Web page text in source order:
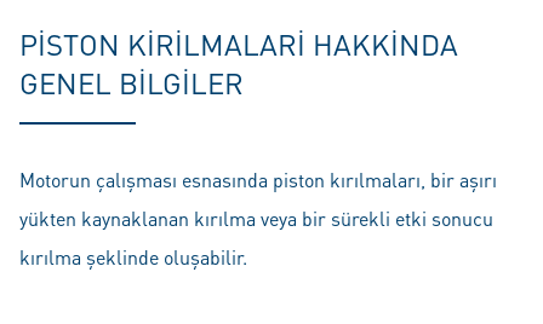
PISTON KIRILMALARI HAKKINDA
GENEL BILGILER
Motorun çalışması esnasında piston kırılmaları, bir aşırı
yükten kaynaklanan kırılma veya bir sürekli etki sonucu
kırılma şeklinde oluşabilir.